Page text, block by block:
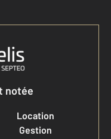
notée
Location
Gestion